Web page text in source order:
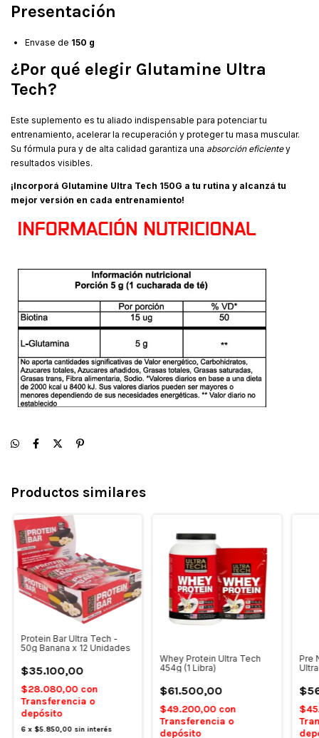
Presentación
Envase de 150 g
¿Por qué elegir Glutamine Ultra
Tech?
Este suplemento es tu aliado indispensable para potenciar tu
entrenamiento, acelerar la recuperación y proteger tu masa muscular.
Su fórmula pura y de alta calidad garantiza una absorción eficientey
resultados visibles.
¡Incorporá Glutamine Ultra Tech 150G a tu rutina y alcanzá tu
mejor versión en cada entrenamiento!
Productos similares
Protein Bar Ultra Tech -
50g Banana x 12 Unidades
$35.100,00
$28.080,00 con
Transferencia o
depósito
6 x $5.850,00 sin interés
Whey Protein Ultra Tech
454g (1 Libra)
$61.500,00
$49.200,00 con
Transferencia o
depósito
Pre